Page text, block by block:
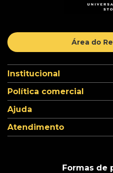
Área do
Institucional
Política comercial
Ajuda
Atendimento
Formas de